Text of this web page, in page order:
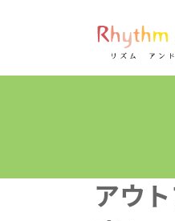
プ
動
アウ